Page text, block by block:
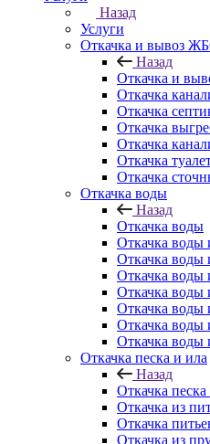
Назад
Услуги
Откачка и вывоз
Назад
Откачка и
Откачка
Откачка
Откачка
Откачка
Откачка
Откачка
Откачка воды
Назад
Откачка воды
Откачка воды
Откачка воды
Откачка воды
Откачка воды
Откачка воды
Откачка воды
Откачка воды
Откачка песка и ила
Назад
Откачка песка
Откачка из
Откачка
Откачка из